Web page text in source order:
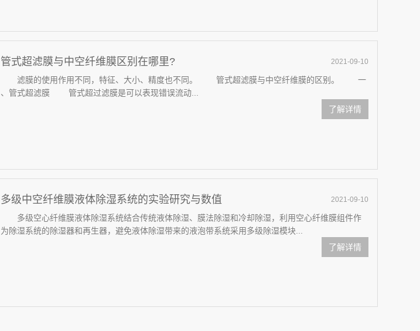
2021-09-10
管式超滤膜与中空纤维膜区别在哪里?
滤膜的使用作用不同，特征、大小、精度也不同。 管式超滤膜与中空纤维膜的区别。 一
、管式超滤膜 管式超过滤膜是可以表现错误流动...
了解详情
2021-09-10
多级中空纤维膜液体除湿系统的实验研究与数值
多级空心纤维膜液体除湿系统结合传统液体除湿、膜法除湿和冷却除湿，利用空心纤维膜组件作
为除湿系统的除湿器和再生器，避免液体除湿带来的液泡带系统采用多级除湿模块...
了解详情